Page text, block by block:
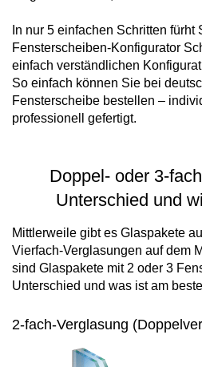
In nur 5 einfachen Schritten fürht
Fensterscheiben-Konfigurator
einfach verständlichen
So einfach können Sie bei
Fensterscheibe bestellen –
professionell gefertigt.
Doppel- oder 3-
Unterschied und
Mittlerweile gibt es Glaspakete
Vierfach-Verglasungen auf dem
sind Glaspakete mit 2 oder 3
Unterschied und was ist am
2-fach-Verglasung